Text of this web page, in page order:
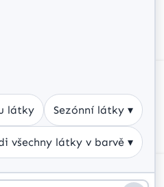
umožní zpracovávat údaje, jako je
ID na tomto webu. Nesouhlas
ovlivnit určité vlastnosti a
látky Sezónní látky ▾
všechny látky v barvě ▾